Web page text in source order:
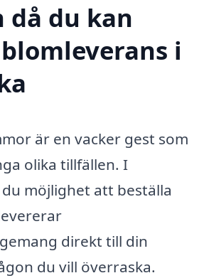
du kan
i
är en vacker gest som
olika tillfällen. I
möjlighet att beställa
direkt till din
du vill överraska.